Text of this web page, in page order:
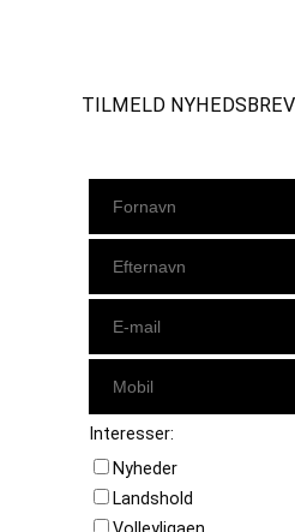
TILMELD NYHEDSBREV
Interesser:
Nyheder
Landshold